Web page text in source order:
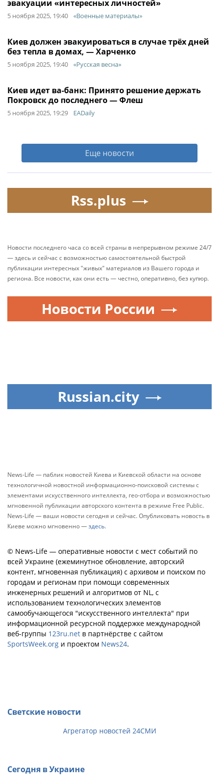
эвакуации «интересных личностей»
5 ноября 2025, 19:40 «Военные материалы»
Киев должен эвакуироваться в случае трёх дней
без тепла в домах, — Харченко
5 ноября 2025, 19:40 «Русская весна»
Киев идет ва-банк: Принято решение держать
Покровск до последнего — Флеш
5 ноября 2025, 19:29 EADaily
Еще новости
Rss.plus
Новости последнего часа со всей страны в непрерывном режиме 24/7
— здесь и сейчас с возможностью самостоятельной быстрой
публикации интересных "живых" материалов из Вашего города и
региона. Все новости, как они есть — честно, оперативно, без купюр.
Новости России
Russian.city
News-Life — паблик новостей Киева и Киевской области на основе
технологичной новостной информационно-поисковой системы с
элементами искусственного интеллекта, гео-отбора и возможностью
мгновенной публикации авторского контента в режиме Free Public.
News-Life — ваши новости сегодня и сейчас. Опубликовать новость в
Киеве можно мгновенно —здесь.
© News-Life — оперативные новости с мест событий по
всей Украине (ежеминутное обновление, авторский
контент, мгновенная публикация) с архивом и поиском по
городам и регионам при помощи современных
инженерных решений и алгоритмов от NL, с
использованием технологических элементов
самообучающегося "искусственного интеллекта" при
информационной ресурсной поддержке международной
веб-группы 123ru.net в партнёрстве с сайтом
SportsWeek.org и проектом News24.
Светские новости
Агрегатор новостей 24СМИ
Сегодня в Украине